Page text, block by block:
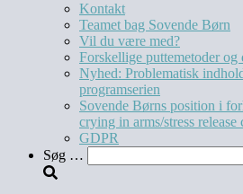
Kontakt
Teamet bag Sovende Børn
Vil du være med?
Forskellige puttemetoder
Nyhed: Problematisk
programserien
Sovende Børns position i
crying in arms/stress release
GDPR
Søg
efter:
Søg …